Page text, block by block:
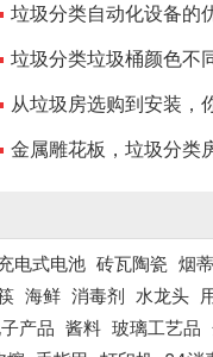
垃圾分类自动化设备的
从垃圾房选购到安装，
金属雕花板，垃圾分类
电式电池 砖瓦陶瓷 烟蒂
海鲜 消毒剂 水龙头
产品 酱料 玻璃工艺品